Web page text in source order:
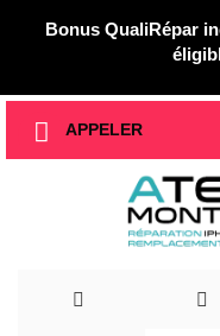
Bonus QualiRépar
APPELER